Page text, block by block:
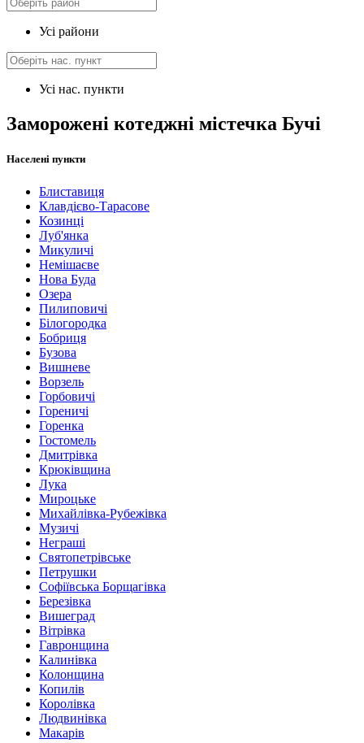
Усі райони
Усі нас. пункти
Заморожені котеджні містечка Бучі
Населені пункти
Блиставиця
Клавдієво-Тарасове
Козинці
Луб'янка
Микуличі
Немішаєве
Нова Буда
Озера
Пилиповичі
Білогородка
Бобриця
Бузова
Вишневе
Ворзель
Горбовичі
Гореничі
Горенка
Гостомель
Дмитрівка
Крюківщина
Лука
Мироцьке
Михайлівка-Рубежівка
Музичі
Неграші
Святопетрівське
Петрушки
Софіївська Борщагівка
Березівка
Вишеград
Вітрівка
Гавронщина
Калинівка
Колонщина
Копилів
Королівка
Людвинівка
Макарів